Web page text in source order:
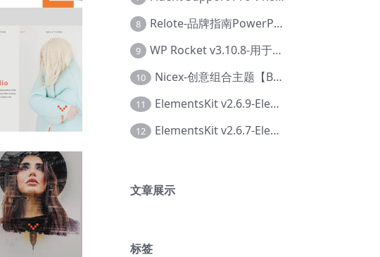
8 Relote-品牌指南PowerPoint模板【Dc-0076】
9 WP Rocket v3.10.8-用于wordpress速度优化的缓存加速插件【Cd-0019】
10 Nicex-创意组合主题【Be-0092】
11 ElementsKit v2.6.9-Elementor插件【Ab-0161】
12 ElementsKit v2.6.7-Elementor插件【Ab-0162】
文章展示
标签